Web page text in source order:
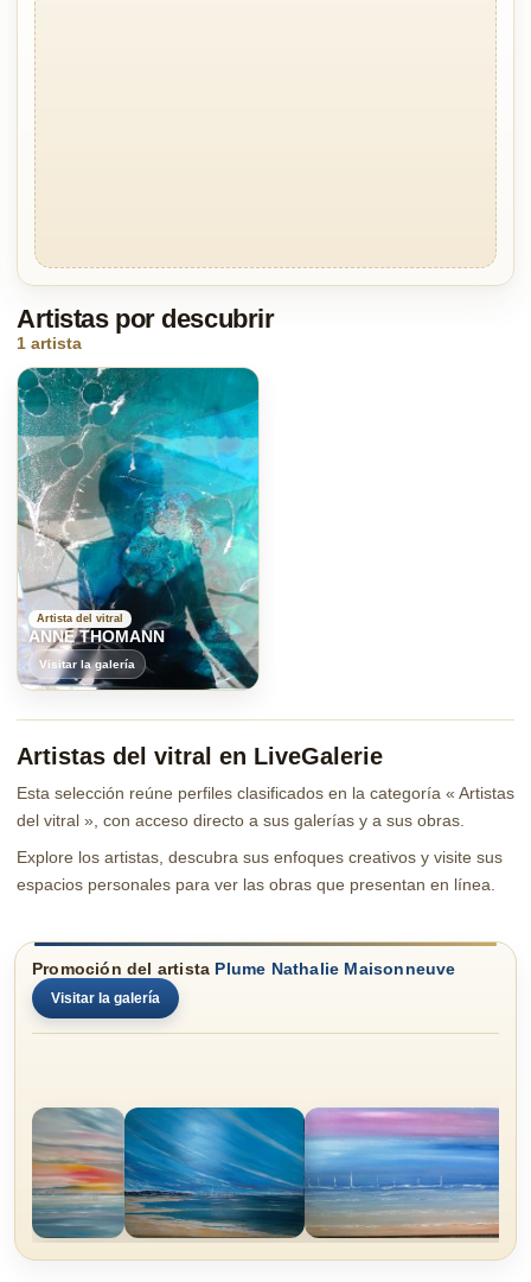
Artistas por descubrir
1 artista
Artista del vitral
ANNE THOMANN
Visitar la galería
Artistas del vitral en LiveGalerie
Esta selección reúne perfiles clasificados en la categoría « Artistas
del vitral », con acceso directo a sus galerías y a sus obras.
Explore los artistas, descubra sus enfoques creativos y visite sus
espacios personales para ver las obras que presentan en línea.
Promoción del artista Plume Nathalie Maisonneuve
Visitar la galería